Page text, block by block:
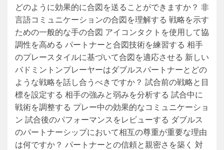
どのように効果的に合図を送ることができますか？ 非
言語コミュニケーションの合図を理解する 戦略を示す
ための一般的な手の合図 アイコンタクトを使用して協
調性を高める パートナーと合図技術を練習する 相手
のプレースタイルに基づいて合図を適応させる 新しい
バドミントンプレーヤーはダブルスパートナーとどの
ような戦略を話し合うべきですか？ 試合前の戦略と目
標を設定する 相手の強みと弱みを分析する 試合中に
戦術を調整する プレー中の効果的なコミュニケーショ
ン 試合後のパフォーマンスをレビューする ダブルス
のパートナーシップにおいて相互の尊重が重要な理由
は何ですか？ パートナーとの信頼と親密さを築く 対